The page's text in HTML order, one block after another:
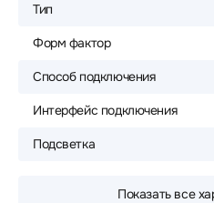
Тип
Форм фактор
Способ подключения
Интерфейс подключения
Подсветка
Показать все